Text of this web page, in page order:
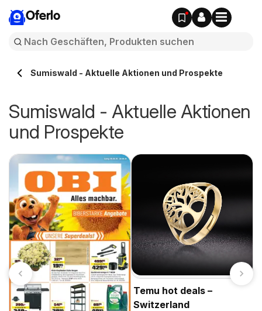
Oferlo
Sumiswald - Aktuelle Aktionen und Prospekte
Sumiswald - Aktuelle Aktionen
und Prospekte
Temu hot deals –
Switzerland